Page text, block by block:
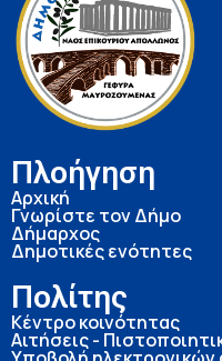
Πλοήγηση
Αρχική
Γνωρίστε τον Δήμο
Δήμαρχος
Δημοτικές ενότητες
Πολίτης
Κέντρο κοινότητας
Αιτήσεις -